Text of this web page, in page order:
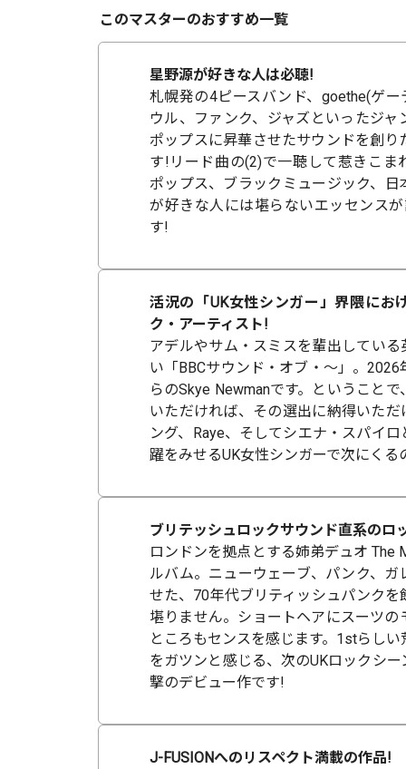
このマスターのおすすめ一覧
星野源が好きな人は必聴!
札幌発の4ピースバンド、goethe(ゲ
ウル、ファンク、ジャズといったジ
ポップスに昇華させたサウンドを創り
す!リード曲の(2)で一聴して惹きこま
ポップス、ブラックミュージック、日
が好きな人には堪らないエッセンス
す!
活況の「UK女性シンガー」界隈にお
ク・アーティスト!
アデルやサム・スミスを輩出している
い「BBCサウンド・オブ・～」。
らのSkye Newmanです。ということ
いただければ、その選出に納得いた
ング、Raye、そしてシエナ・スパイ
躍をみせるUK女性シンガーで次にくる
ブリテッシュロックサウンド直系のロ
ロンドンを拠点とする姉弟デュオ The
ルバム。ニューウェーブ、パンク、ガ
せた、70年代ブリティッシュパンク
堪りません。ショートヘアにスーツの
ところもセンスを感じます。1stらし
をガツンと感じる、次のUKロックシ
撃のデビュー作です!
J-FUSIONへのリスペクト満載の作品!